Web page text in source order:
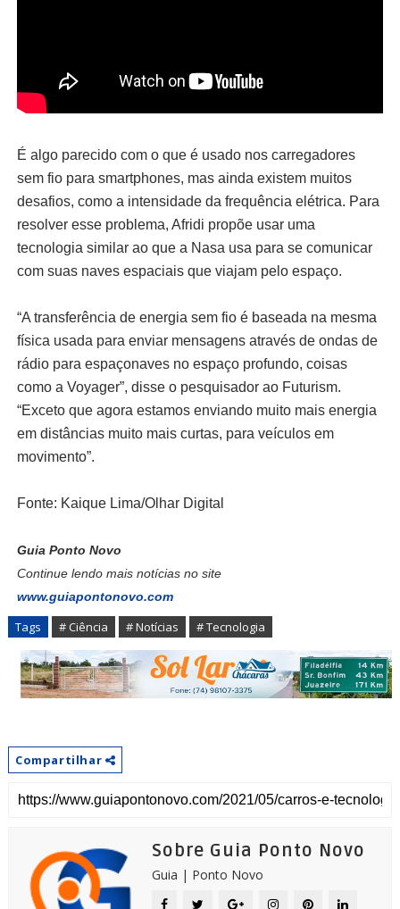
É algo parecido com o que é usado nos carregadores
sem fio para smartphones, mas ainda existem muitos
desafios, como a intensidade da frequência elétrica. Para
resolver esse problema, Afridi propõe usar uma
tecnologia similar ao que a Nasa usa para se comunicar
com suas naves espaciais que viajam pelo espaço.
“A transferência de energia sem fio é baseada na mesma
física usada para enviar mensagens através de ondas de
rádio para espaçonaves no espaço profundo, coisas
como a Voyager”, disse o pesquisador ao Futurism.
“Exceto que agora estamos enviando muito mais energia
em distâncias muito mais curtas, para veículos em
movimento”.
Fonte: Kaique Lima/Olhar Digital
Guia Ponto Novo
Continue lendo mais notícias no site
www.guiapontonovo.com
Tags # Ciência # Notícias # Tecnologia
Compartilhar
Sobre Guia Ponto Novo
Guia | Ponto Novo